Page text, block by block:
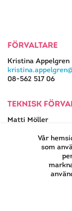
FÖRVALTARE
Kristina Appelgren
08-562 517 06
TEKNISK
Matti Möller
Vår
som